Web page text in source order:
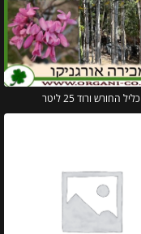
כליל החורש ורוד 25 ליטר